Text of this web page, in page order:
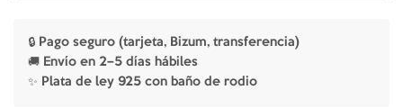
🔒 Pago seguro (tarjeta, Bizum, transferencia)
🚚 Envío en 2–5 días hábiles
✨ Plata de ley 925 con baño de rodio